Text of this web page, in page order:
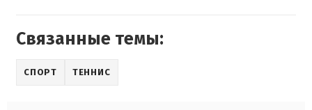
Связанные темы:
СПОРТ ТЕННИС